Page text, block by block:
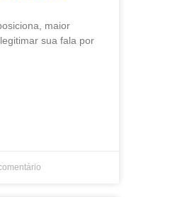
maior
sua fala por